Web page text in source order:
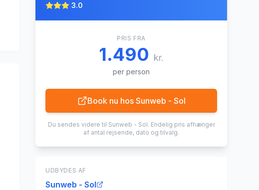
3.0
PRIS FRA
1.490 kr.
per person
Book nu hos Sunweb - Sol
Du sendes videre til Sunweb - Sol. Endelig pris afhænger
af antal rejsende, dato og tilvalg.
UDBYDES AF
Sunweb - Sol